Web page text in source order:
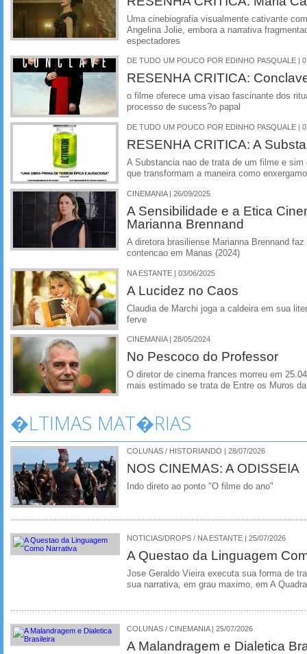
Uma cinebiografia visualmente cativante
Angelina Jolie, embora a narrativa
espectadores
DE TUDO UM POUCO POR EDINHO PASQUALE |
RESENHA CRITICA:
o filme oferece uma visao fascinante dos
processo de sucess?o papal
DE TUDO UM POUCO POR EDINHO PASQUALE |
RESENHA CRITICA: A
A Substancia nao de trata de um filme e
que transformam a maneira como
CINEMANIA | 26/09/2025
A Sensibilidade e a Etica
Marianna Brennand
A diretora brasiliense Marianna Brennand
contencao em Manas (2024)
NA ESTANTE | 03/06/2025
A Lucidez no Caos
Claudia de Marchi joga a caldeira em sua
ferve
CINEMANIA | 28/05/2024
No Pescoco do Professor
O diretor de cinema frances morreu em
mais estimado se trata de Entre os Muros
�LTIMAS MAT�RIAS
COLUNAS / HISTORIANDO | 28/07/2026
NOS CINEMAS: A ODISSEIA
Indo direto ao ponto "O filme do ano"
NOTICIAS/DROPS / NA ESTANTE | 25/07/2026
A Questao da Linguagem
Jose Geraldo Vieira executa sua forma de
sua narrativa, em grau maximo, em A
COLUNAS / CINEMANIA | 25/07/2026
A Malandragem e Dialetica